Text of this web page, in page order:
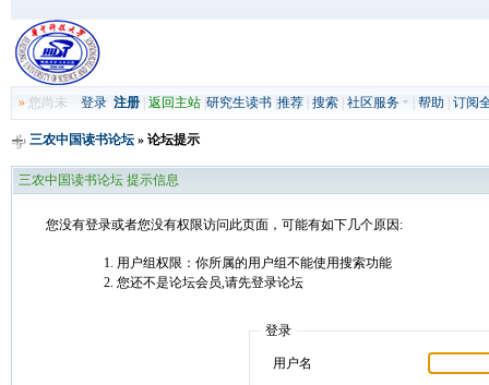
»您尚未 登录 注册| 返回主站| 研究生读书| 推荐| 搜索| 社区服务 帮助 订阅
三农中国读书论坛» 论坛提示
三农中国读书论坛 提示信息
您没有登录或者您没有权限访问此页面，可能有如下几个原因:
用户组权限：你所属的用户组不能使用搜索功能
您还不是论坛会员,请先登录论坛
登录
用户名